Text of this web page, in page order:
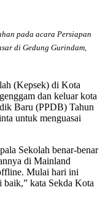
pada acara Persiapan
di Gedung Gurindam,
(Kepsek) di Kota
dan keluar kota
Baru (PPDB) Tahun
untuk menguasai
Sekolah benar-benar
di Mainland
Mulai hari ini
kata Sekda Kota